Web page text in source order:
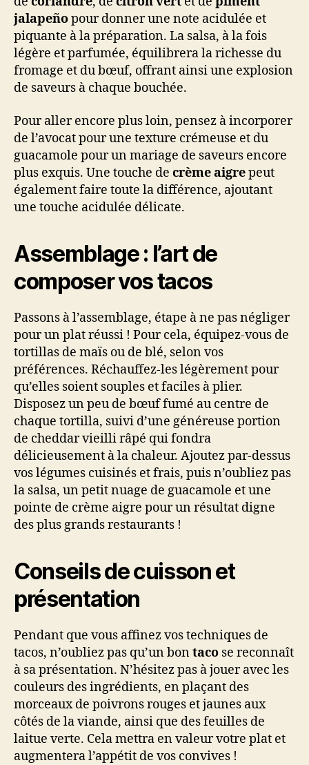
jalapeñopour donner une note acidulée et
piquante à la préparation. La salsa, à la fois
légère et parfumée, équilibrera la richesse du
fromage et du bœuf, offrant ainsi une explosion
de saveurs à chaque bouchée.
Pour aller encore plus loin, pensez à incorporer
de l’avocat pour une texture crémeuse et du
guacamole pour un mariage de saveurs encore
plus exquis. Une touche de crème aigrepeut
également faire toute la différence, ajoutant
une touche acidulée délicate.
Assemblage : l’art de
composer vos tacos
Passons à l’assemblage, étape à ne pas négliger
pour un plat réussi ! Pour cela, équipez-vous de
tortillas de maïs ou de blé, selon vos
préférences. Réchauffez-les légèrement pour
qu’elles soient souples et faciles à plier.
Disposez un peu de bœuf fumé au centre de
chaque tortilla, suivi d’une généreuse portion
de cheddar vieilli râpé qui fondra
délicieusement à la chaleur. Ajoutez par-dessus
vos légumes cuisinés et frais, puis n’oubliez pas
la salsa, un petit nuage de guacamole et une
pointe de crème aigre pour un résultat digne
des plus grands restaurants !
Conseils de cuisson et
présentation
Pendant que vous affinez vos techniques de
tacos, n’oubliez pas qu’un bontaco se reconnaît
à sa présentation. N’hésitez pas à jouer avec les
couleurs des ingrédients, en plaçant des
morceaux de poivrons rouges et jaunes aux
côtés de la viande, ainsi que des feuilles de
laitue verte. Cela mettra en valeur votre plat et
augmentera l’appétit de vos convives !